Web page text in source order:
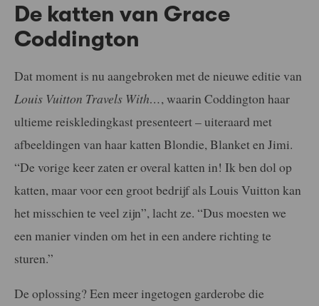
De katten van Grace
Coddington
Dat moment is nu aangebroken met de nieuwe editie van
Louis Vuitton Travels With…, waarin Coddington haar
ultieme reiskledingkast presenteert – uiteraard met
afbeeldingen van haar katten Blondie, Blanket en Jimi.
“De vorige keer zaten er overal katten in! Ik ben dol op
katten, maar voor een groot bedrijf als Louis Vuitton kan
het misschien te veel zijn”, lacht ze. “Dus moesten we
een manier vinden om het in een andere richting te
sturen.”
De oplossing? Een meer ingetogen garderobe die